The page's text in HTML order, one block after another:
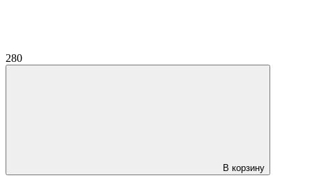
280
В корзину